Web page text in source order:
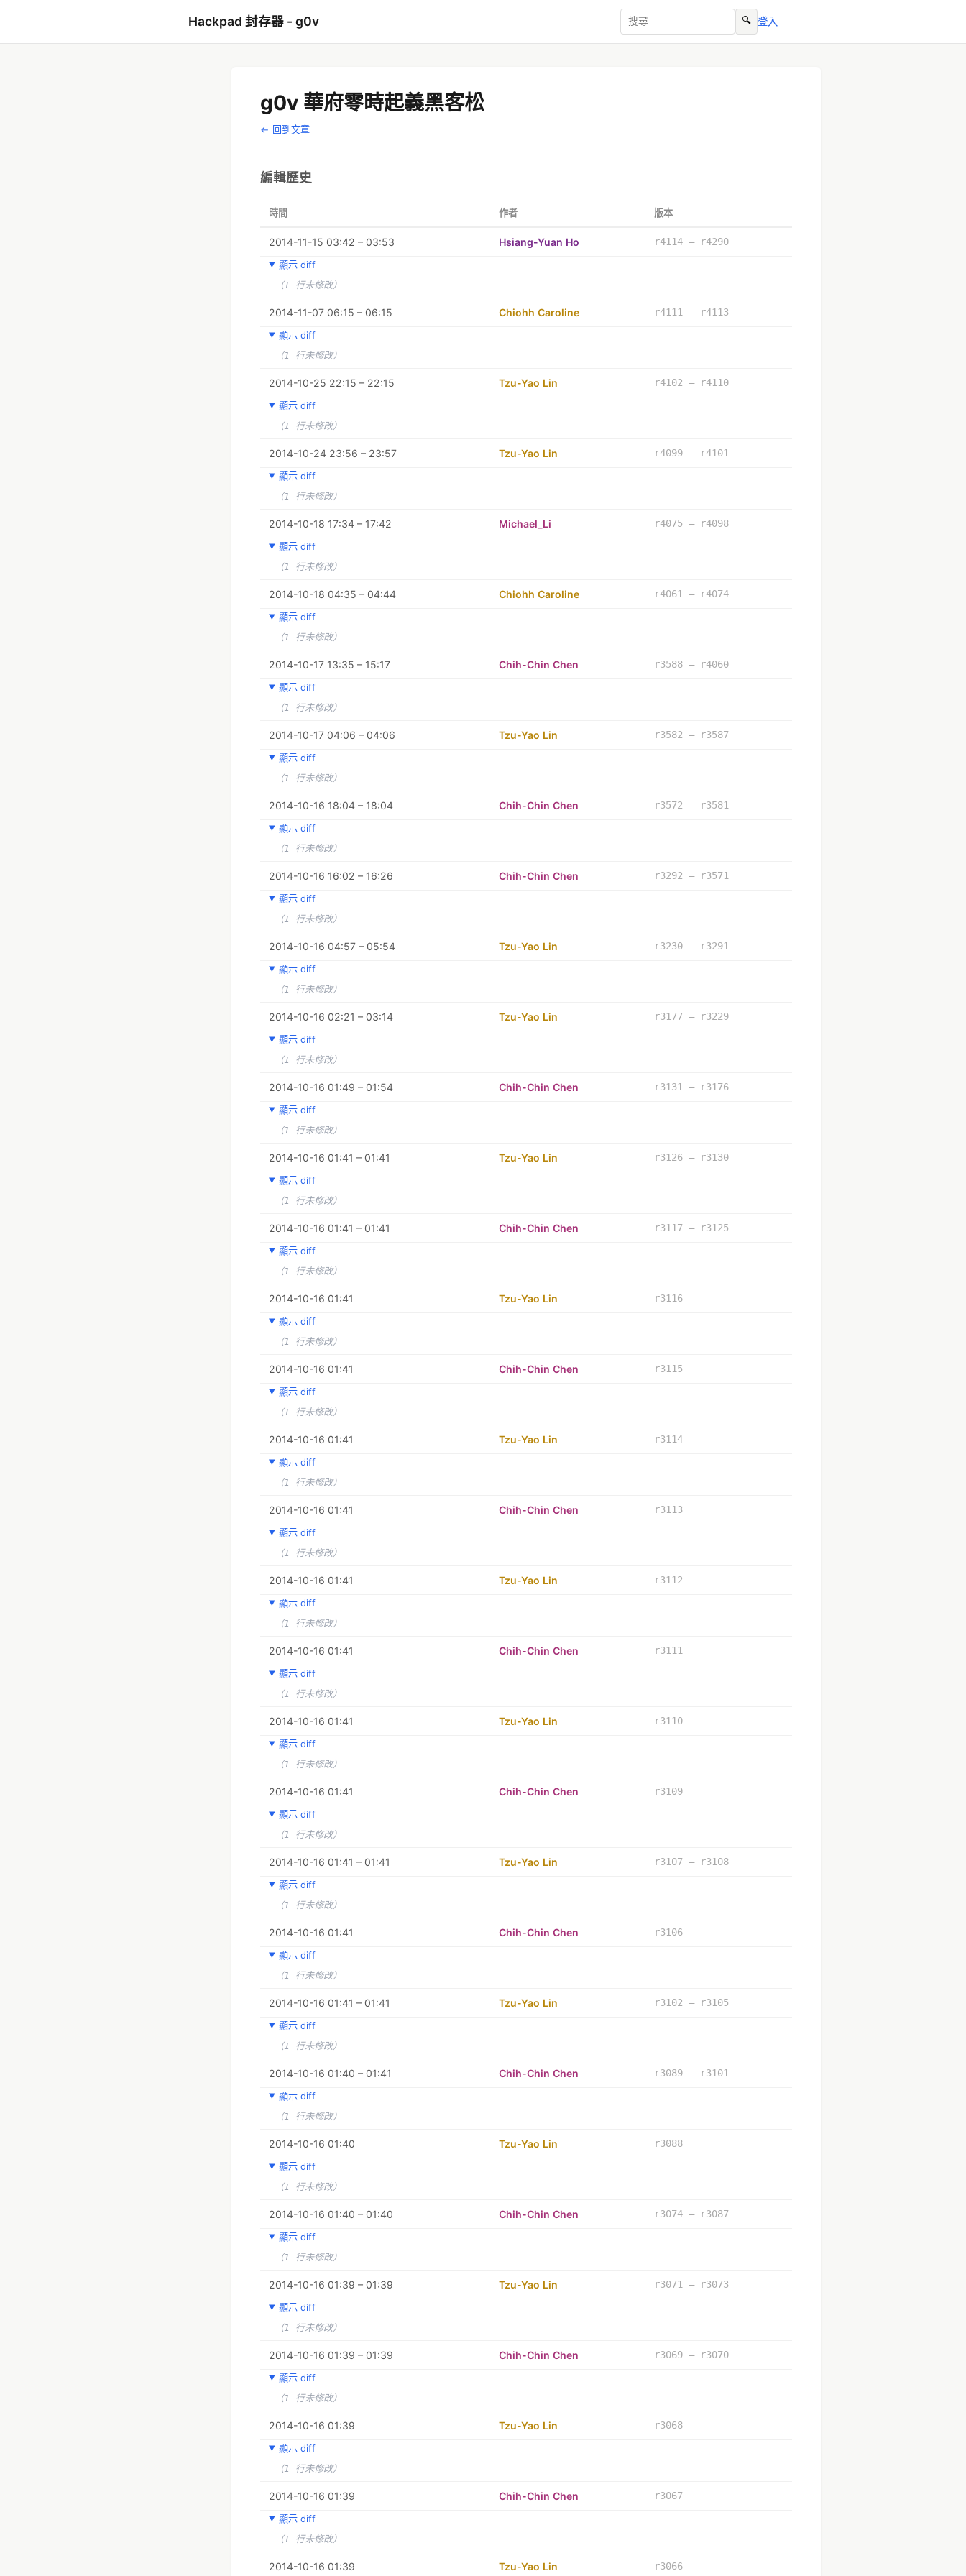
Hackpad 封存器 - g0v 🔍 登入
g0v 華府零時起義黑客松
← 回到文章
編輯歷史
時間 作者 版本
2014-11-15 03:42 – 03:53 Hsiang-Yuan Ho
r4114 – r4290
顯示 diff
（1 行未修改）
2014-11-07 06:15 – 06:15 Chiohh Caroline
r4111 – r4113
顯示 diff
（1 行未修改）
2014-10-25 22:15 – 22:15 Tzu-Yao Lin
r4102 – r4110
顯示 diff
（1 行未修改）
2014-10-24 23:56 – 23:57 Tzu-Yao Lin
r4099 – r4101
顯示 diff
（1 行未修改）
2014-10-18 17:34 – 17:42 Michael_Li
r4075 – r4098
顯示 diff
（1 行未修改）
2014-10-18 04:35 – 04:44 Chiohh Caroline
r4061 – r4074
顯示 diff
（1 行未修改）
2014-10-17 13:35 – 15:17 Chih-Chin Chen
r3588 – r4060
顯示 diff
（1 行未修改）
2014-10-17 04:06 – 04:06 Tzu-Yao Lin
r3582 – r3587
顯示 diff
（1 行未修改）
2014-10-16 18:04 – 18:04 Chih-Chin Chen
r3572 – r3581
顯示 diff
（1 行未修改）
2014-10-16 16:02 – 16:26 Chih-Chin Chen
r3292 – r3571
顯示 diff
（1 行未修改）
2014-10-16 04:57 – 05:54 Tzu-Yao Lin
r3230 – r3291
顯示 diff
（1 行未修改）
2014-10-16 02:21 – 03:14 Tzu-Yao Lin
r3177 – r3229
顯示 diff
（1 行未修改）
2014-10-16 01:49 – 01:54 Chih-Chin Chen
r3131 – r3176
顯示 diff
（1 行未修改）
2014-10-16 01:41 – 01:41 Tzu-Yao Lin
r3126 – r3130
顯示 diff
（1 行未修改）
2014-10-16 01:41 – 01:41 Chih-Chin Chen
r3117 – r3125
顯示 diff
（1 行未修改）
2014-10-16 01:41 Tzu-Yao Lin
r3116
顯示 diff
（1 行未修改）
2014-10-16 01:41 Chih-Chin Chen
r3115
顯示 diff
（1 行未修改）
2014-10-16 01:41 Tzu-Yao Lin
r3114
顯示 diff
（1 行未修改）
2014-10-16 01:41 Chih-Chin Chen
r3113
顯示 diff
（1 行未修改）
2014-10-16 01:41 Tzu-Yao Lin
r3112
顯示 diff
（1 行未修改）
2014-10-16 01:41 Chih-Chin Chen
r3111
顯示 diff
（1 行未修改）
2014-10-16 01:41 Tzu-Yao Lin
r3110
顯示 diff
（1 行未修改）
2014-10-16 01:41 Chih-Chin Chen
r3109
顯示 diff
（1 行未修改）
2014-10-16 01:41 – 01:41 Tzu-Yao Lin
r3107 – r3108
顯示 diff
（1 行未修改）
2014-10-16 01:41 Chih-Chin Chen
r3106
顯示 diff
（1 行未修改）
2014-10-16 01:41 – 01:41 Tzu-Yao Lin
r3102 – r3105
顯示 diff
（1 行未修改）
2014-10-16 01:40 – 01:41 Chih-Chin Chen
r3089 – r3101
顯示 diff
（1 行未修改）
2014-10-16 01:40 Tzu-Yao Lin
r3088
顯示 diff
（1 行未修改）
2014-10-16 01:40 – 01:40 Chih-Chin Chen
r3074 – r3087
顯示 diff
（1 行未修改）
2014-10-16 01:39 – 01:39 Tzu-Yao Lin
r3071 – r3073
顯示 diff
（1 行未修改）
2014-10-16 01:39 – 01:39 Chih-Chin Chen
r3069 – r3070
顯示 diff
（1 行未修改）
2014-10-16 01:39 Tzu-Yao Lin
r3068
顯示 diff
（1 行未修改）
2014-10-16 01:39 Chih-Chin Chen
r3067
顯示 diff
（1 行未修改）
2014-10-16 01:39 Tzu-Yao Lin r3066